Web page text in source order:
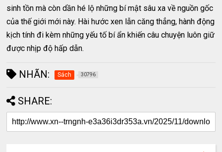
sinh tồn mà còn dần hé lộ những bí mật sâu xa về nguồn gốc
của thế giới mới này. Hài hước xen lẫn căng thẳng, hành động
kịch tính đi kèm những yếu tố bí ẩn khiến câu chuyện luôn giữ
được nhịp độ hấp dẫn.
NHÃN: Sách 30796
SHARE: